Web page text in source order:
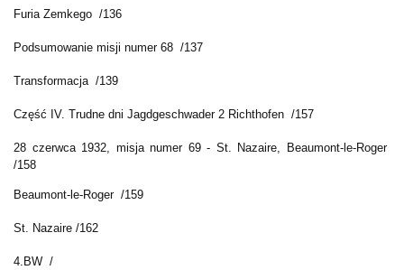
Furia Zemkego /136
Podsumowanie misji numer 68 /137
Transformacja /139
Część IV. Trudne dni Jagdgeschwader 2 Richthofen /157
28 czerwca 1932, misja numer 69 - St. Nazaire, Beaumont-le-Roger
/158
Beaumont-le-Roger /159
St. Nazaire /162
4.BW /